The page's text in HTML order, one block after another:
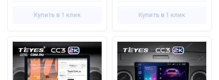
Купить в 1 клик Купить в 1 клик